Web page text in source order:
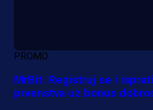
PROMO
MrBit: Registruj se i
prvenstva uz bonus